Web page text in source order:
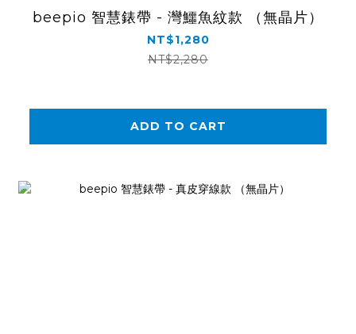
beepio 智慧錶帶 - 灣鱷魚紋款 （無晶片）
NT$1,280
NT$2,280
ADD TO CART